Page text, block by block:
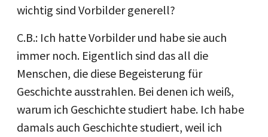
wichtig sind Vorbilder generell?
C.B.: Ich hatte Vorbilder und habe sie auch
immer noch. Eigentlich sind das all die
Menschen, die diese Begeisterung für
Geschichte ausstrahlen. Bei denen ich weiß,
warum ich Geschichte studiert habe. Ich habe
damals auch Geschichte studiert, weil ich